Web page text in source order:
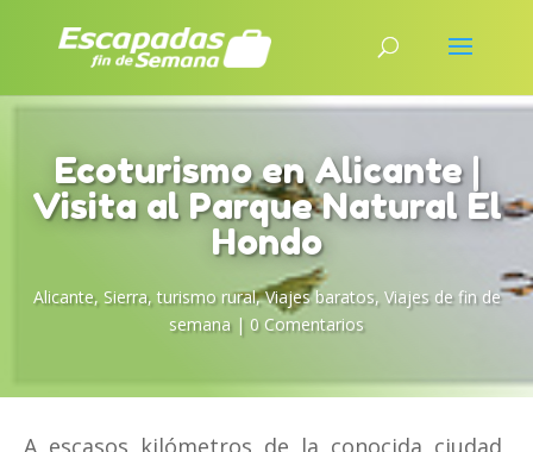
Ecoturismo en Alicante |
Visita al Parque Natural El
Hondo
Alicante, Sierra, turismo rural,Viajes baratos, Viajes de fin de
semana| 0 Comentarios
A escasos kilómetros de la conocida ciudad